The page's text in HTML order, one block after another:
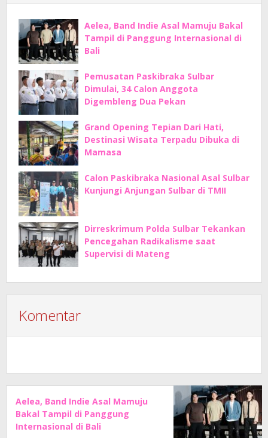
Aelea, Band Indie Asal Mamuju Bakal
Tampil di Panggung Internasional di
Bali
Pemusatan Paskibraka Sulbar
Dimulai, 34 Calon Anggota
Digembleng Dua Pekan
Grand Opening Tepian Dari Hati,
Destinasi Wisata Terpadu Dibuka di
Mamasa
Calon Paskibraka Nasional Asal Sulbar
Kunjungi Anjungan Sulbar di TMII
Dirreskrimum Polda Sulbar Tekankan
Pencegahan Radikalisme saat
Supervisi di Mateng
Komentar
Aelea, Band Indie Asal Mamuju
Bakal Tampil di Panggung
Internasional di Bali